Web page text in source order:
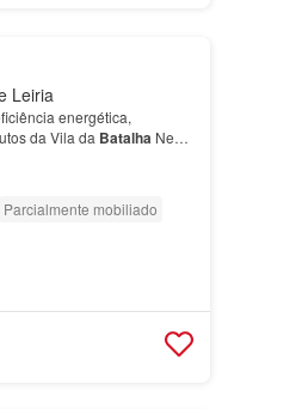
Leiria
energética,
da Vila da Batalha Neste
Parcialmente mobiliado